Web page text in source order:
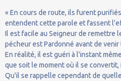
« En cours de route, ils furent
entendent cette parole et fassent
Il est facile au Seigneur de remettre
pécheur est Pardonné avant de
En réalité, il est guéri à l'instant
que soit le moment où il se convertit,
Qu'il se rappelle cependant de